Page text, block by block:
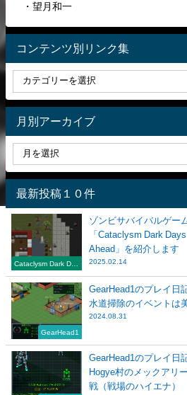
・望月和一
コンテンツ別リンク集
月別アーカイブ
最新投稿１０件
Cataclysm Dark Day
s Ahead
ゾンビサバイバルゲー
「Cataclysm Dark Days
Ahead」を紹介します
2025.02.14
GearHead1
GearHead1のプレイ日
水道掃除のイベントは
2024.08.31
GearHead1のプレイ日
Hogye村のメックアリ
戦（戦場のハイエナ）